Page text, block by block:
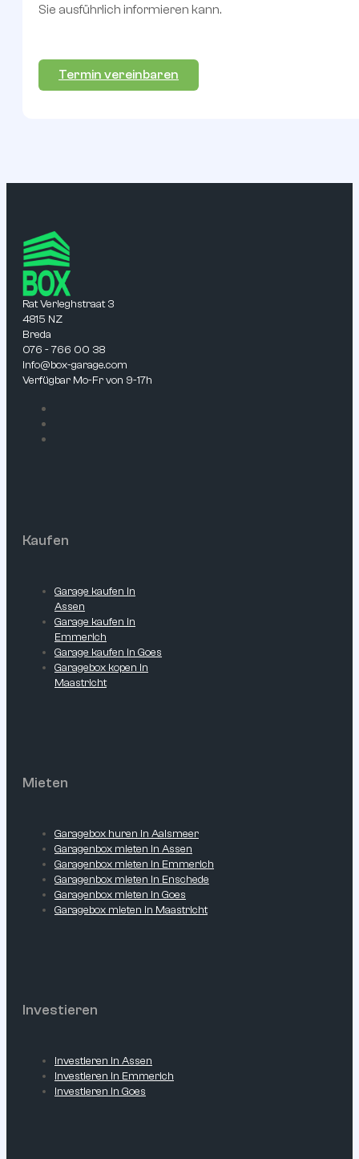
Sie ausführlich informieren kann.
Termin vereinbaren
Rat Verleghstraat 3
4815 NZ
Breda
076 - 766 00 38
info@box-garage.com
Verfügbar Mo-Fr von 9-17h
Kaufen
Garage kaufen in
Assen
Garage kaufen in
Emmerich
Garage kaufen in Goes
Garagebox kopen in
Maastricht
Mieten
Garagebox huren in Aalsmeer
Garagenbox mieten in Assen
Garagenbox mieten in Emmerich
Garagenbox mieten in Enschede
Garagenbox mieten in Goes
Garagebox mieten in Maastricht
Investieren
Investieren in Assen
Investieren in Emmerich
Investieren in Goes